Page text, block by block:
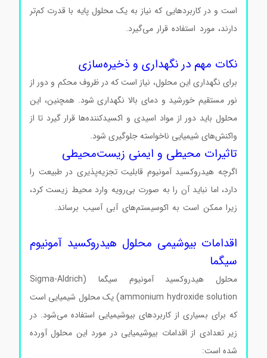
است و در کاربردهایی که نیاز به یک محلول پایه با قدرت کم‌تر
دارند، مورد استفاده قرار می‌گیرد.محلول هیدروکسید آمونیوم
نکات مهم در نگهداری و ذخیره‌سازی
برای نگهداری این محلول، نیاز است که در ظروف محکم و دور از
نور مستقیم خورشید و دمای بالا نگهداری شود. همچنین، این
محلول باید دور از مواد اسیدی و اکسید‌کننده‌ها قرار گیرد تا از
واکنش‌های شیمیایی ناخواسته جلوگیری شود.
تاثیرات محیطی و ایمنی زیست‌محیطی
اگرچه هیدروکسید آمونیوم قابلیت تجزیه‌پذیری در طبیعت را
دارد، اما نباید آن را به صورت بی‌رویه وارد محیط زیست کرد،
زیرا ممکن است به اکوسیستم‌های آبی آسیب برساند.محلول
اقدامات بیوشیمی محلول هیدروکسید آمونیوم
سیگما
محلول هیدروکسید آمونیوم سیگما (Sigma-Aldrich
ammonium hydroxide solution) یک محلول شیمیایی است
که برای بسیاری از کاربردهای بیوشیمیایی استفاده می‌شود. در
زیر تعدادی از اقدامات بیوشیمیایی در مورد این محلول آورده
شده است:محلول هیدروکسید آمونیوم سیگما